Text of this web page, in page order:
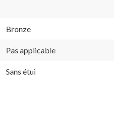
Bronze
Pas applicable
Sans étui